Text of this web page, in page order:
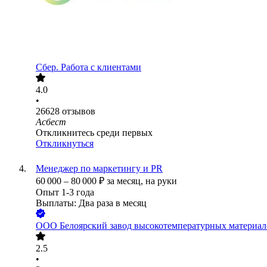
Сбер. Работа с клиентами
4.0
•
26628 отзывов
Асбест
Откликнитесь среди первых
Откликнуться
Менеджер по маркетингу и PR
60 000 – 80 000 ₽ за месяц, на руки
Опыт 1-3 года
Выплаты: Два раза в месяц
ООО Белоярский завод высокотемпературных
2.5
•